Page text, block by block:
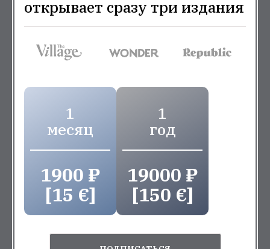
открывает сразу три издания
1
месяц
1900 ₽
[15 €]
1
год
19000 ₽
[150 €]